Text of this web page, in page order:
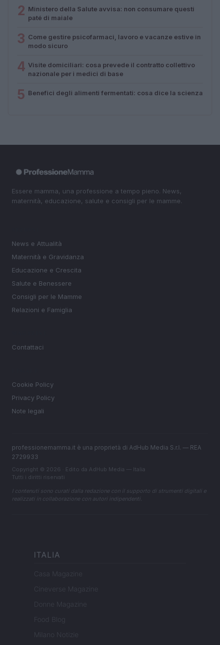
2 Ministero della Salute avvisa: non consumare questi
paté di maiale
3 Come gestire psicofarmaci, lavoro e vacanze estive in
modo sicuro
4 Visite domiciliari: cosa prevede il contratto collettivo
nazionale per i medici di base
5 Benefici degli alimenti fermentati: cosa dice la scienza
Essere mamma, una professione a tempo pieno. News,
maternità, educazione, salute e consigli per le mamme.
News e Attualità
Maternità e Gravidanza
Educazione e Crescita
Salute e Benessere
Consigli per le Mamme
Relazioni e Famiglia
Contattaci
Cookie Policy
Privacy Policy
Note legali
professionemamma.it è una proprietà di AdHub Media S.r.l. — REA
2729933
Copyright © 2026 · Edito da AdHub Media — Italia
Tutti i diritti riservati
I contenuti sono curati dalla redazione con il supporto di strumenti digitali e
realizzati in collaborazione con autori indipendenti.
ITALIA
Casa Magazine
Cineverse Magazine
Donne Magazine
Food Blog
Milano Notizie